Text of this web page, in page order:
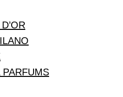
PARFUMS